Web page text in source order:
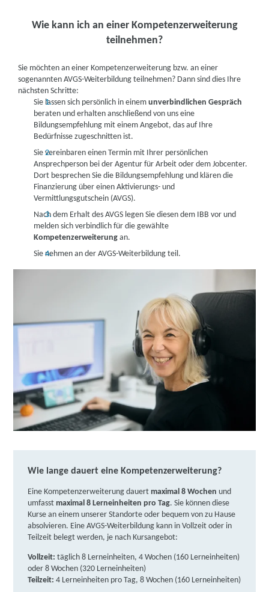
Wie kann ich an einer Kompetenzerweiterung
teilnehmen?
Sie möchten an einer Kompetenzerweiterung bzw. an einer
sogenannten AVGS-Weiterbildung teilnehmen? Dann sind dies Ihre
nächsten Schritte:
Sie lassen sich persönlich in einemunverbindlichen Gespräch
beraten und erhalten anschließend von uns eine
Bildungsempfehlung mit einem Angebot, das auf Ihre
Bedürfnisse zugeschnitten ist.
Sie vereinbaren einen Termin mit Ihrer persönlichen
Ansprechperson bei der Agentur für Arbeit oder dem Jobcenter.
Dort besprechen Sie die Bildungsempfehlung und klären die
Finanzierung über einen Aktivierungs- und
Vermittlungsgutschein (AVGS).
Nach dem Erhalt des AVGS legen Sie diesen dem IBB vor und
melden sich verbindlich für die gewählte
Kompetenzerweiterung an.
Sie nehmen an der AVGS-Weiterbildung teil.
Wie lange dauert eine Kompetenzerweiterung?
Eine Kompetenzerweiterung dauert maximal 8 Wochen und
umfasst maximal 8 Lerneinheiten pro Tag. Sie können diese
Kurse an einem unserer Standorte oder bequem von zu Hause
absolvieren. Eine AVGS-Weiterbildung kann in Vollzeit oder in
Teilzeit belegt werden, je nach Kursangebot:
Vollzeit: täglich 8 Lerneinheiten, 4 Wochen (160 Lerneinheiten)
oder 8 Wochen (320 Lerneinheiten)
Teilzeit: 4 Lerneinheiten pro Tag, 8 Wochen (160 Lerneinheiten)